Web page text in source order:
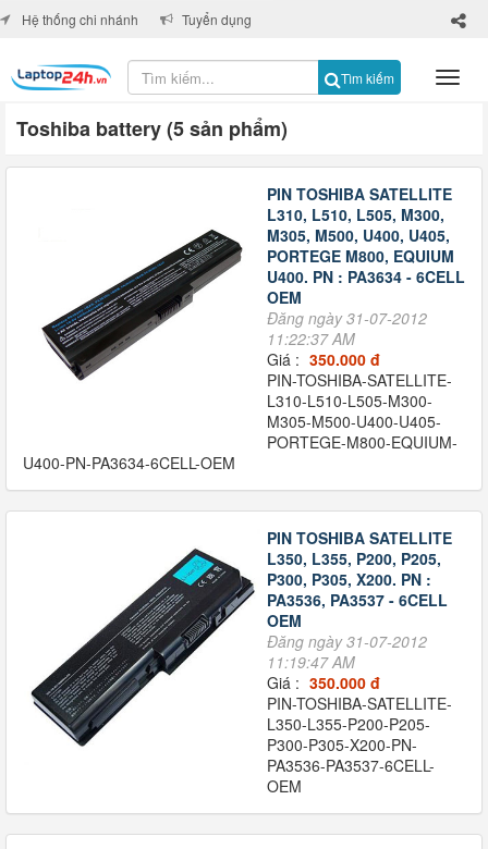
Tìm kiếm
×
Hệ thống chi nhánh Tuyển dụng
Toshiba battery (5 sản phẩm)
PIN TOSHIBA SATELLITE
L310, L510, L505, M300,
M305, M500, U400, U405,
PORTEGE M800, EQUIUM
U400. PN : PA3634 - 6CELL
OEM
Đăng ngày 31-07-2012
11:22:37 AM
Giá : 350.000 đ
PIN-TOSHIBA-SATELLITE-
L310-L510-L505-M300-
M305-M500-U400-U405-
PORTEGE-M800-EQUIUM-
U400-PN-PA3634-6CELL-OEM
PIN TOSHIBA SATELLITE
L350, L355, P200, P205,
P300, P305, X200. PN :
PA3536, PA3537 - 6CELL
OEM
Đăng ngày 31-07-2012
11:19:47 AM
Giá : 350.000 đ
PIN-TOSHIBA-SATELLITE-
L350-L355-P200-P205-
P300-P305-X200-PN-
PA3536-PA3537-6CELL-
OEM